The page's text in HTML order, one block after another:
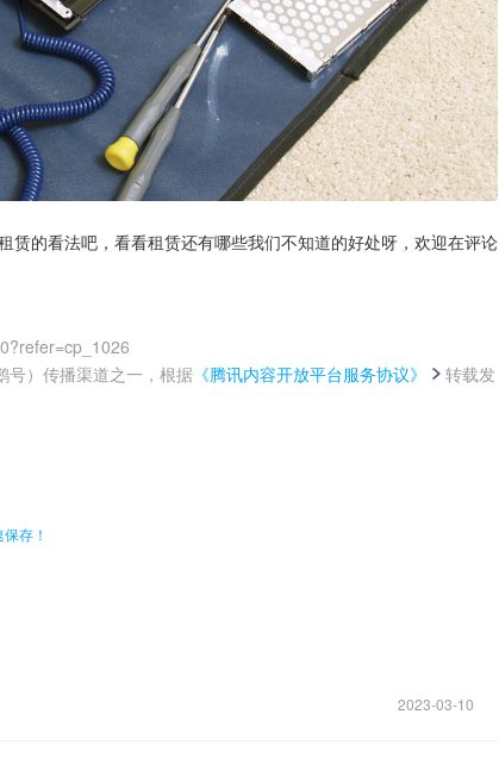
的看法吧，看看租赁还有哪些我们不知道的好处呀，欢迎在评论
号）传播渠道之一，根据 《腾讯内容开放平台服务协议》
转载发
存！
2023-03-10